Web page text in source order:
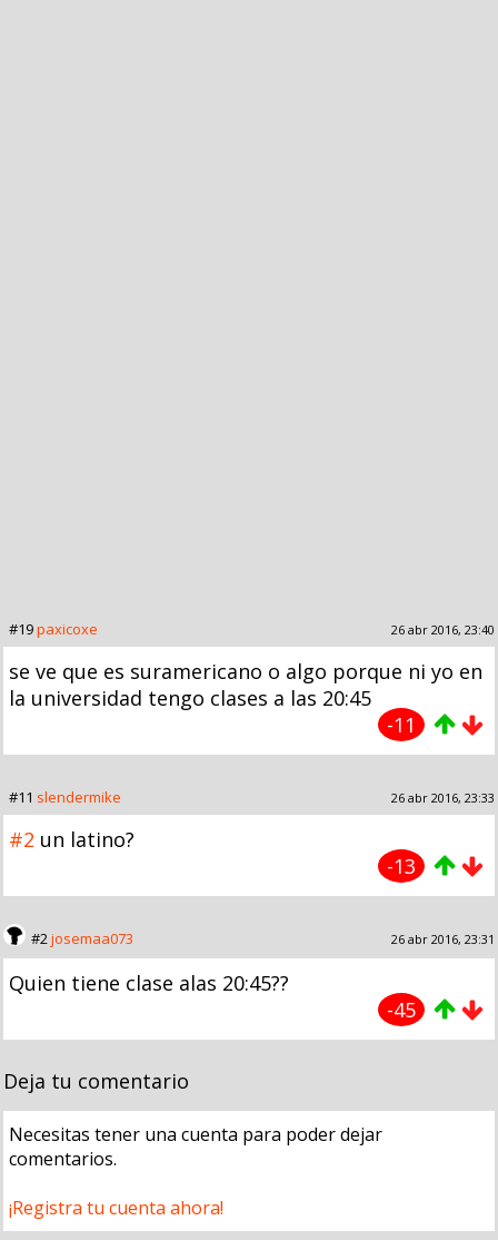
#19paxicoxe 26 abr 2016, 23:40
se ve que es suramericano o algo porque ni yo en
la universidad tengo clases a las 20:45
-11
#11 slendermike 26 abr 2016, 23:33
#2 un latino?
-13
#2josemaa073 26 abr 2016, 23:31
Quien tiene clase alas 20:45??
-45
Deja tu comentario
Necesitas tener una cuenta para poder dejar
comentarios.
¡Registra tu cuenta ahora!